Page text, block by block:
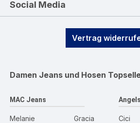
Social Media
Vertrag
Damen Jeans und Hosen
MAC Jeans
Melanie
Gracia
Cici